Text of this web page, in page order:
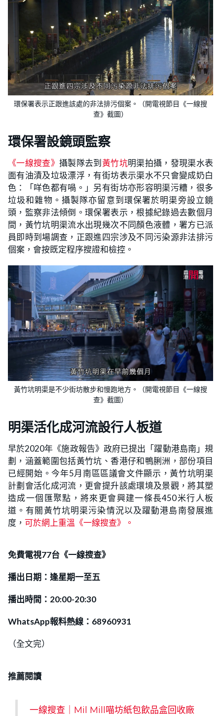
環保署表示正跟進該處的非法排污個案。（開電視節目《一線搜
查》截圖）
環保署設鏡頭監察
《一線搜查》攝製隊去到 黃竹坑明渠拍攝，發現渠水表
面有油漬及垃圾漂浮，有街坊表示渠水不只會變成奶白
色：「咩色都有喎。」另有街坊亦形容明渠污糟，很多
垃圾和雜物。攝製隊亦留意到環保署於明渠旁設立鏡
頭，監察非法傾倒。環保署表示，根據紀錄過去數個月
間，黃竹坑明渠流水出現幾次不同顏色液體，署方已派
員即時到場調查，正跟進四宗涉及不同污染源非法排污
個案，會按既定程序搜證和檢控。
黃竹坑明渠是不少街坊散步和慢跑地方。（開電視節目《一線搜
查》截圖）
明渠活化成河流設行人板道
早於2020年《施政報告》政府已提出「躍動港島南」規
劃，涵蓋範圍包括黃竹坑、香港仔和鴨脷洲，部份項目
已經開始。今年5月南區區議會文件顯示，黃竹坑明渠
計劃會活化成河流，更會提升該處環境及景觀，將其塑
造成一個匯聚點，將來更會興建一條長450米行人板
道。有關黃竹坑明渠污染情況以及躍動港島南發展進
度， 可於網上重溫《一線搜查》。
免費電視77台《一線搜查》
播出日期：逢星期一至五
播出時間：20:00-20:30
WhatsApp報料熱線：68960931
（全文完）
推薦閱讀
一線搜查｜Mil Mill喵坊紙包飲品盒回收廠